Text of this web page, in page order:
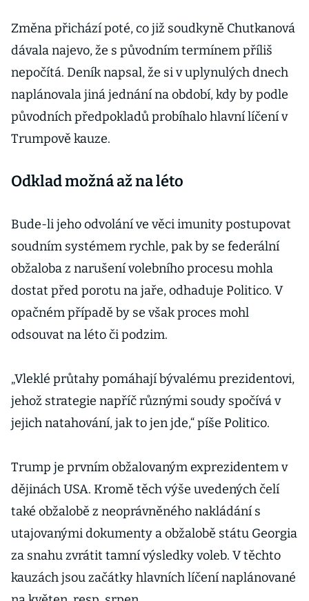
Změna přichází poté, co již soudkyně Chutkanová
dávala najevo, že s původním termínem příliš
nepočítá. Deník napsal, že si v uplynulých dnech
naplánovala jiná jednání na období, kdy by podle
původních předpokladů probíhalo hlavní líčení v
Trumpově kauze.
Odklad možná až na léto
Bude-li jeho odvolání ve věci imunity postupovat
soudním systémem rychle, pak by se federální
obžaloba z narušení volebního procesu mohla
dostat před porotu na jaře, odhaduje Politico. V
opačném případě by se však proces mohl
odsouvat na léto či podzim.
„Vleklé průtahy pomáhají bývalému prezidentovi,
jehož strategie napříč různými soudy spočívá v
jejich natahování, jak to jen jde,“ píše Politico.
Trump je prvním obžalovaným exprezidentem v
dějinách USA. Kromě těch výše uvedených čelí
také obžalobě z neoprávněného nakládání s
utajovanými dokumenty a obžalobě státu Georgia
za snahu zvrátit tamní výsledky voleb. V těchto
kauzách jsou začátky hlavních líčení naplánované